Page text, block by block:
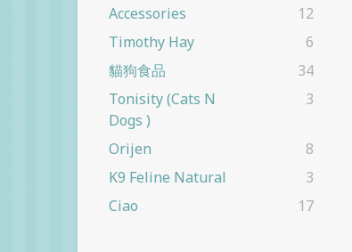
Accessories
12
Timothy Hay
6
貓狗食品
34
Tonisity (cats N
Dogs )
3
Orijen
8
K9 Feline Natural
3
Ciao
17